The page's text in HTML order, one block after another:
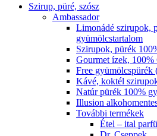
Szirup, püré, szósz
Ambassador
Limonádé szirupok,
gyümölcstartalom
Szirupok, pürék
Gourmet ízek,
Free gyümölcspürék
Kávé, koktél
Natúr pürék 100%
Illusion
További termékek
Étel – ital